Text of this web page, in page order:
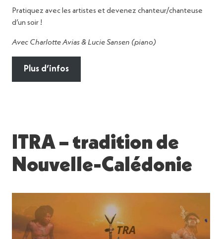
Pratiquez avec les artistes et devenez chanteur/chanteuse
d’un soir !
Avec Charlotte Avias & Lucie Sansen (piano)
Plus d’infos
ITRA – tradition de
Nouvelle-Calédonie